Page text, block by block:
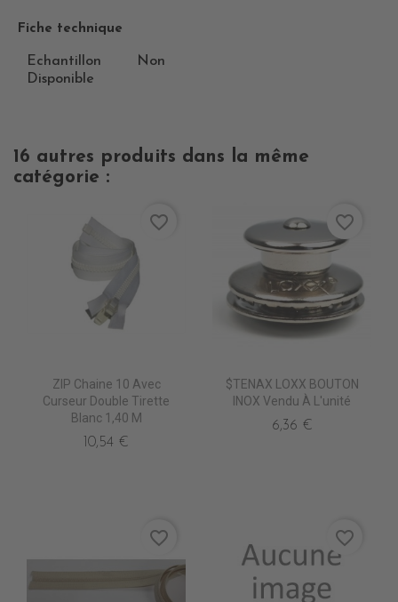
Fiche technique
Echantillon
Disponible
Non
16 autres produits dans la même
catégorie :
ZIP Chaine 10 Avec
Curseur Double Tirette
Blanc 1,40 M
10,54 €
favorite_border
$TENAX LOXX BOUTON
INOX Vendu À L'unité
6,36 €
favorite_border
favorite_border favorite_border